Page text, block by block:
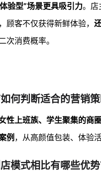
验型”场景更具吸引力。店
顾客不仅获得新鲜体验，
次消费概率。
何判断适合的营销策
性上班族、学生聚集的商
例 ，从高颜值包装、体验
模式相比有哪些优势